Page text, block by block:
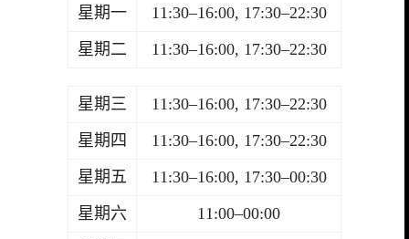
星期一
11:30–16:00, 17:30–22:30
星期二
11:30–16:00, 17:30–22:30
星期三
11:30–16:00, 17:30–22:30
星期四
11:30–16:00, 17:30–22:30
星期五
11:30–16:00, 17:30–00:30
星期六
11:00–00:00